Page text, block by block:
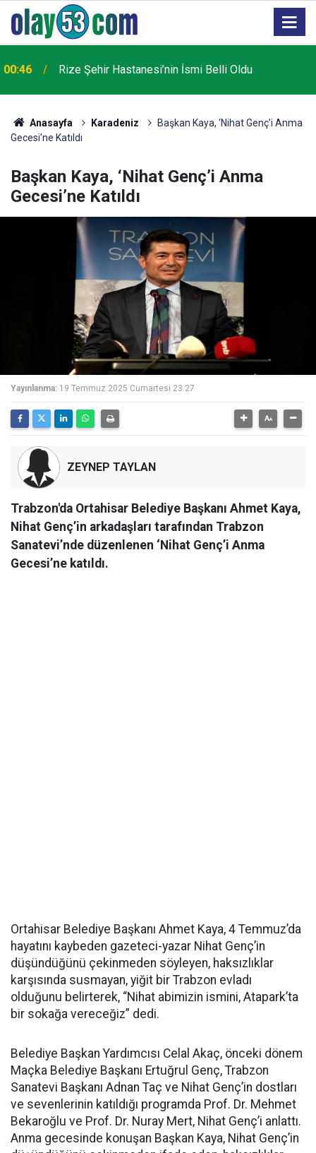
22:57
AK Parti Rize İl Başkanı Katmer: ÇAYKUR Türkiye
Varlık Fonu kapsamından çıkarılacak
Anasayfa Karadeniz
Başkan Kaya, ‘Nihat Genç’i Anma
Gecesi’ne Katıldı
Başkan Kaya, ‘Nihat Genç’i Anma
Gecesi’ne Katıldı
Yayınlanma: 19 Temmuz 2025 Cumartesi 23:27
ZEYNEP TAYLAN
Trabzon'da Ortahisar Belediye Başkanı Ahmet Kaya,
Nihat Genç’in arkadaşları tarafından Trabzon
Sanatevi’nde düzenlenen ‘Nihat Genç’i Anma
Gecesi’ne katıldı.
Ortahisar Belediye Başkanı Ahmet Kaya, 4 Temmuz’da
hayatını kaybeden gazeteci-yazar Nihat Genç’in
düşündüğünü çekinmeden söyleyen, haksızlıklar
karşısında susmayan, yiğit bir Trabzon evladı
olduğunu belirterek, “Nihat abimizin ismini, Atapark’ta
bir sokağa vereceğiz” dedi.
Belediye Başkan Yardımcısı Celal Akaç, önceki dönem
Maçka Belediye Başkanı Ertuğrul Genç, Trabzon
Sanatevi Başkanı Adnan Taç ve Nihat Genç’in dostları
ve sevenlerinin katıldığı programda Prof. Dr. Mehmet
Bekaroğlu ve Prof. Dr. Nuray Mert, Nihat Genç’i anlattı.
Anma gecesinde konuşan Başkan Kaya, Nihat Genç’in